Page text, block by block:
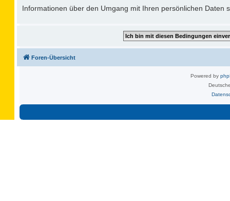
Informationen über den Umgang mit Ihren persönlichen Daten
Foren-Übersicht
Powered by